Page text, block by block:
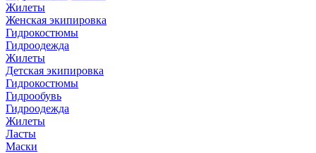
Жилеты
Женская экипировка
Гидрокостюмы
Гидроодежда
Жилеты
Детская экипировка
Гидрокостюмы
Гидрообувь
Гидроодежда
Жилеты
Ласты
Маски